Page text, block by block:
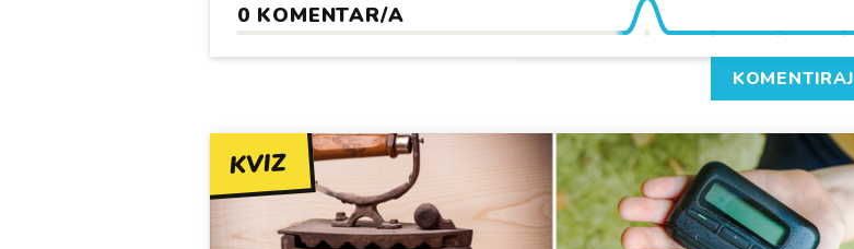
0 KOMENTAR/A
KOMENTIRAJ
KVIZ